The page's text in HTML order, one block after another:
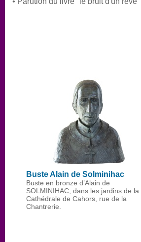
Buste Alain de Solminihac
Buste en bronze d’Alain de
SOLMINIHAC, dans les jardins de la
Cathédrale de Cahors, rue de la
Chantrerie.